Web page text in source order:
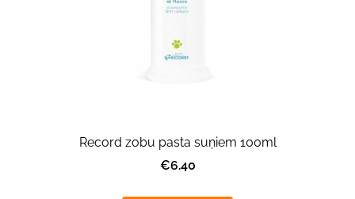
Record zobu pasta suņiem 100ml
€6.40